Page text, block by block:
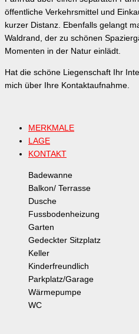
öffentliche Verkehrsmittel und
kurzer Distanz. Ebenfalls gelangt
Waldrand, der zu schönen
Momenten in der Natur einlädt.
Hat die schöne Liegenschaft Ihr
mich über Ihre Kontaktaufnahme.
MERKMALE
LAGE
KONTAKT
Badewanne
Balkon/ Terrasse
Dusche
Fussbodenheizung
Garten
Gedeckter Sitzplatz
Keller
Kinderfreundlich
Parkplatz/Garage
Wärmepumpe
WC